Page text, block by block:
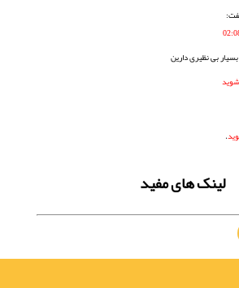
بی نظیری دارین
.
لینک های مفید